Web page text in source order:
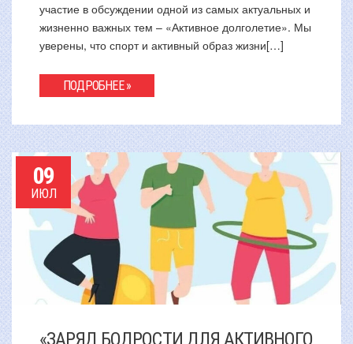
участие в обсуждении одной из самых актуальных и
жизненно важных тем – «Активное долголетие». Мы
уверены, что спорт и активный образ жизни[…]
ПОДРОБНЕЕ »
09
ИЮЛ
«ЗАРЯД БОДРОСТИ ДЛЯ АКТИВНОГО